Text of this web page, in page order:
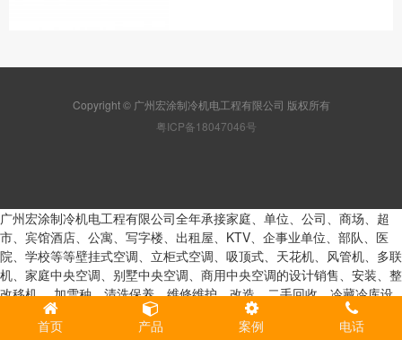
Copyright © 广州宏涂制冷机电工程有限公司 版权所有
粤ICP备18047046号
首页 产品 案例 电话
广州宏涂制冷机电工程有限公司全年承接家庭、单位、公司、商场、超
市、宾馆酒店、公寓、写字楼、出租屋、KTV、企事业单位、部队、医
院、学校等等壁挂式空调、立柜式空调、吸顶式、天花机、风管机、多联
机、家庭中央空调、别墅中央空调、商用中央空调的设计销售、安装、整
改移机、 加雪种、清洗保养、维修维护、改造、二手回收、冷藏冷库设
计组建安装维修整改拆卸、冷冻冷库设计组建安装维修整改拆卸、保鲜冷
库设计组建安装维修整改拆卸